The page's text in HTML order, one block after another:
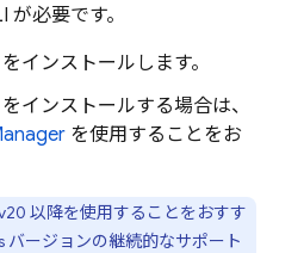
が必要です。
をインストールします。
をインストールする場合は、
を使用することをお
以降を使用することをおすす
バージョンの継続的なサポート